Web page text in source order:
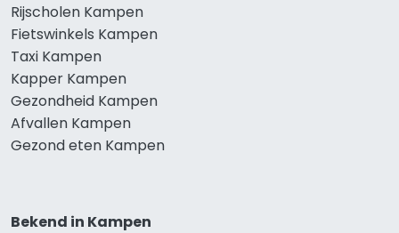
Rijscholen Kampen
Fietswinkels Kampen
Taxi Kampen
Kapper Kampen
Gezondheid Kampen
Afvallen Kampen
Gezond eten Kampen
Bekend in Kampen